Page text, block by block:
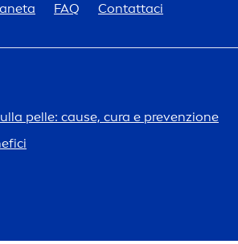
FAQ Contattaci
pelle: cause, cura e prevenzione